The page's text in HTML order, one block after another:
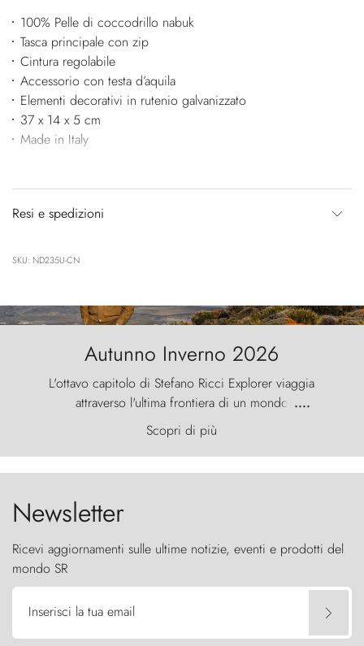
100% Pelle di coccodrillo nabuk
Tasca principale con zip
Cintura regolabile
Accessorio con testa d’aquila
Elementi decorativi in rutenio galvanizzato
37 x 14 x 5 cm
Made in Italy
Resi e spedizioni
SKU: ND235U-CN
Autunno Inverno 2026
L'ottavo capitolo di Stefano Ricci Explorer viaggia
attraverso l'ultima frontiera di un mondo
primordiale, dove il vento scolpisce la natura con
furia ancestrale e le Torres del Paine sfidano il
cielo come sentinelle di pietra.
....
Scopri di più
Newsletter
Ricevi aggiornamenti sulle ultime notizie, eventi e prodotti del
mondo SR
Inserisci la tua email